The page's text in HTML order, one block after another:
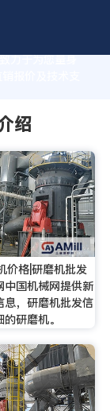
力于为您量身
报价及技术支
绍
价格|研磨机批发
国机械网提供新
息，研磨机批发信
研磨机。